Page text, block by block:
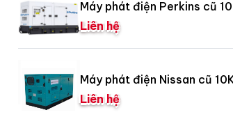
Máy phát điện Perkins cũ
Liên hệ
Máy phát điện Nissan cũ
Liên hệ